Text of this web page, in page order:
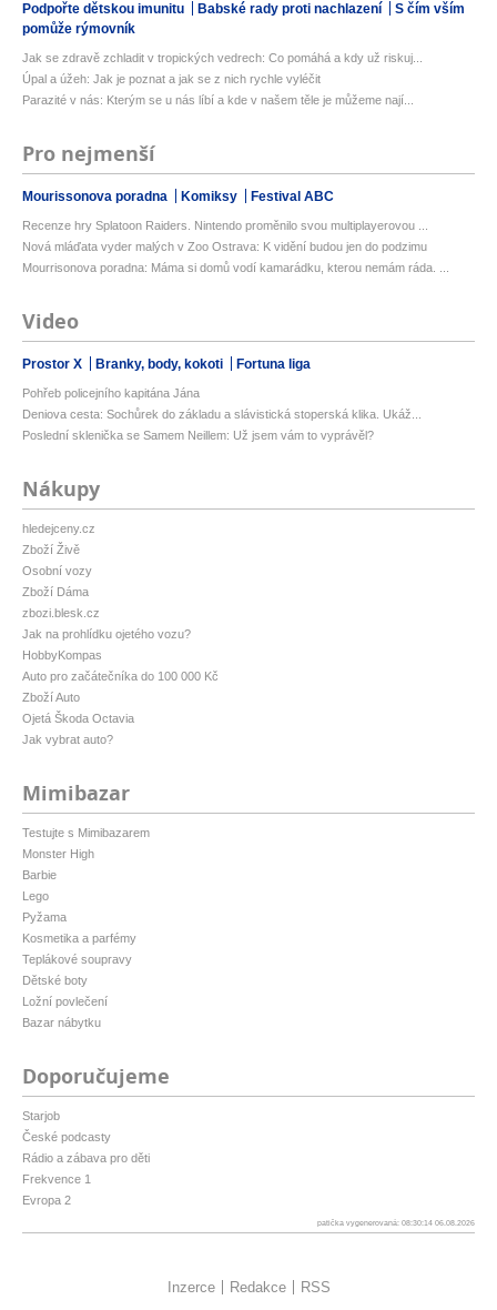
Podpořte dětskou imunitu Babské rady proti nachlazení
S čím vším
pomůže rýmovník
Jak se zdravě zchladit v tropických vedrech: Co pomáhá a kdy už riskuj...
Úpal a úžeh: Jak je poznat a jak se z nich rychle vyléčit
Parazité v nás: Kterým se u nás líbí a kde v našem těle je můžeme nají...
Pro nejmenší
Mourissonova poradna Komiksy Festival ABC
Recenze hry Splatoon Raiders. Nintendo proměnilo svou multiplayerovou ...
Nová mláďata vyder malých v Zoo Ostrava: K vidění budou jen do podzimu
Mourrisonova poradna: Máma si domů vodí kamarádku, kterou nemám ráda. ...
Video
Prostor X Branky, body, kokoti Fortuna liga
Pohřeb policejního kapitána Jána
Deniova cesta: Sochůrek do základu a slávistická stoperská klika. Ukáž...
Poslední sklenička se Samem Neillem: Už jsem vám to vyprávěl?
Nákupy
hledejceny.cz
Zboží Živě
Osobní vozy
Zboží Dáma
zbozi.blesk.cz
Jak na prohlídku ojetého vozu?
HobbyKompas
Auto pro začátečníka do 100 000 Kč
Zboží Auto
Ojetá Škoda Octavia
Jak vybrat auto?
Mimibazar
Testujte s Mimibazarem
Monster High
Barbie
Lego
Pyžama
Kosmetika a parfémy
Teplákové soupravy
Dětské boty
Ložní povlečení
Bazar nábytku
Doporučujeme
Starjob
České podcasty
Rádio a zábava pro děti
Frekvence 1
Evropa 2
patička vygenerovaná: 08:30:14 06.08.2026
Inzerce Redakce RSS